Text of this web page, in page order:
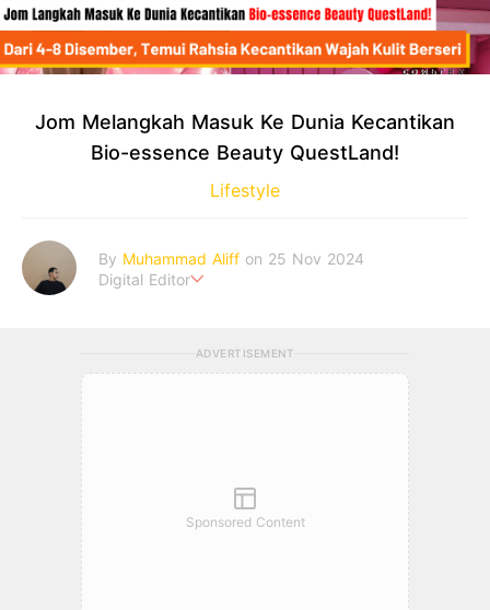
Jom Melangkah Masuk Ke Dunia Kecantikan
Bio-essence Beauty QuestLand!
Lifestyle
By Muhammad Aliff on 25 Nov 2024
Digital Editor
ADVERTISEMENT
Sponsored Content